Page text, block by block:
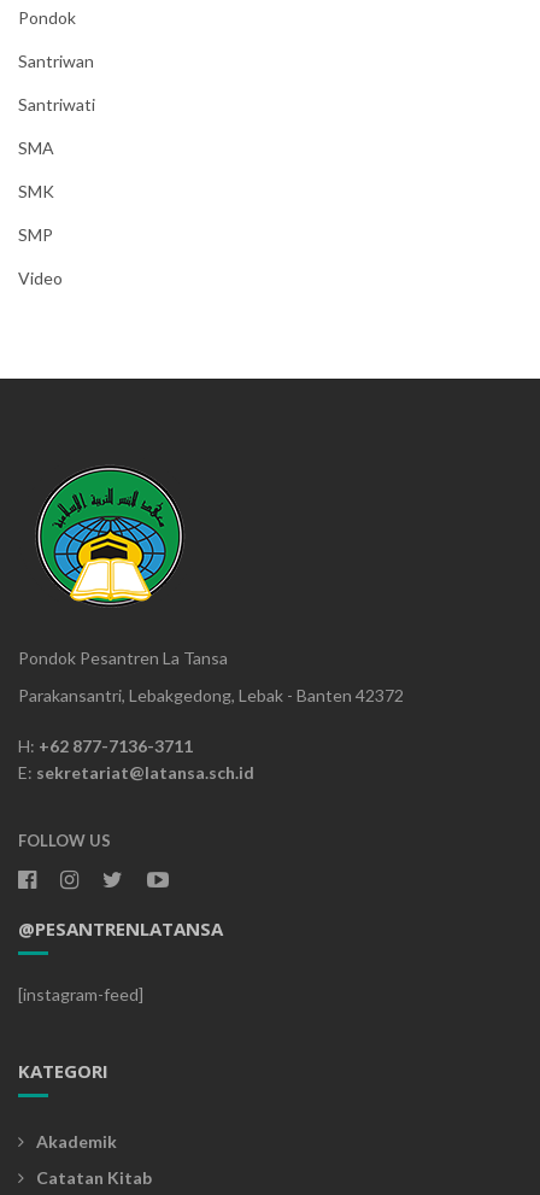
Pondok
Santriwan
Santriwati
SMA
SMK
SMP
Video
Pondok Pesantren La Tansa
Parakansantri, Lebakgedong, Lebak - Banten 42372
H: +62 877-7136-3711
E: sekretariat@latansa.sch.id
FOLLOW US
@PESANTRENLATANSA
[instagram-feed]
KATEGORI
Akademik
Catatan Kitab